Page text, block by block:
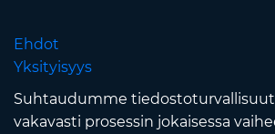
Ehdot
Yksityisyys
Suhtaudumme
vakavasti prosessin jokaisessa